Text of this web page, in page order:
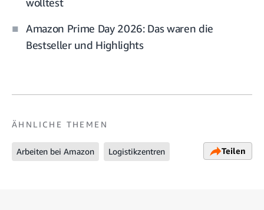
Amazon Prime Day 2026: Das waren die
Bestseller und Highlights
ÄHNLICHE THEMEN
Arbeiten bei Amazon Logistikzentren Teilen